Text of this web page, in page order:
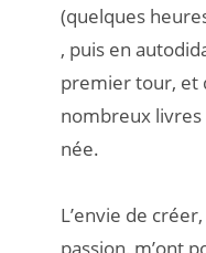
(quelques
, puis en
premier tour, et
nombreux livres
née.
L’envie de